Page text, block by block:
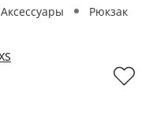
Аксессуары Рюкзак